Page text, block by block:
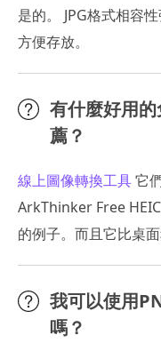
是的。 JPG格式相容
方便存放。
有什麼好用
薦？
線上圖像轉換工具它
ArkThinker Free
的例子。而且它比桌面
我可以使用
嗎？